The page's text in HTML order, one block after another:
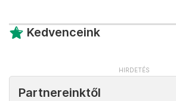
Kedvenceink
Partnereinktől